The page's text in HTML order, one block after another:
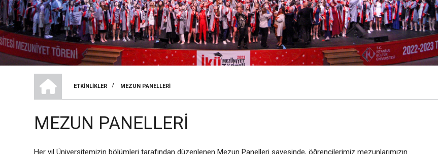
İdari Birimler
Mevzuat
Onursal Doktora
SAYFA
YOLU
ETKINLIKLER
/ MEZUN PANELLERI
MEZUN PANELLERI
Her yıl Üniversitemizin bölümleri tarafından düzenlenen Mezun Panelleri sayesinde, öğrencilerimiz mezunlarımızın